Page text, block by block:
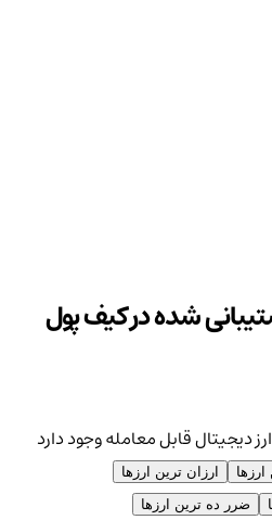
شده در کیف پول
ارزان ترین ارزها
ضرر ده ترین ارزها